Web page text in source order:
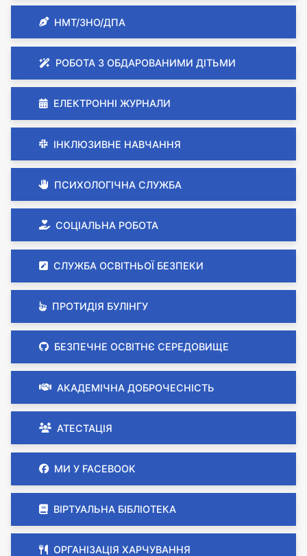
НМТ/ЗНО/ДПА
РОБОТА З ОБДАРОВАНИМИ ДІТЬМИ
ЕЛЕКТРОННІ ЖУРНАЛИ
ІНКЛЮЗИВНЕ НАВЧАННЯ
ПСИХОЛОГІЧНА СЛУЖБА
СОЦІАЛЬНА РОБОТА
СЛУЖБА ОСВІТНЬОЇ БЕЗПЕКИ
ПРОТИДІЯ БУЛІНГУ
БЕЗПЕЧНЕ ОСВІТНЄ СЕРЕДОВИЩЕ
АКАДЕМІЧНА ДОБРОЧЕСНІСТЬ
АТЕСТАЦІЯ
МИ У FACEBOOK
ВІРТУАЛЬНА БІБЛІОТЕКА
ОРГАНІЗАЦІЯ ХАРЧУВАННЯ